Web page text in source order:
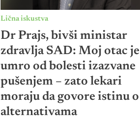
Lična iskustva
Dr Prajs, bivši ministar
zdravlja SAD: Moj otac je
umro od bolesti izazvane
pušenjem – zato lekari
moraju da govore istinu o
alternativama